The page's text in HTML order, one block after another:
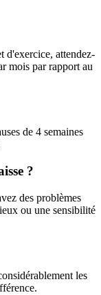
d'exercice, attendez-
mois par rapport au
de 4 semaines
?
des problèmes
ou une sensibilité
les